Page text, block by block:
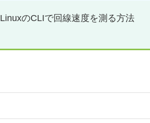
LinuxのCLIで回線速度を測る方法